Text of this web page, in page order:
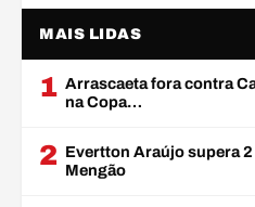
MAIS LIDAS
1 Arrascaeta fora contra
na Copa…
2 Evertton Araújo supera
Mengão